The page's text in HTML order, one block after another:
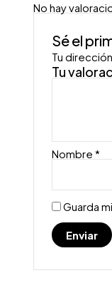
No hay
Sé el
Tu
Tu
Nombre*
Guarda